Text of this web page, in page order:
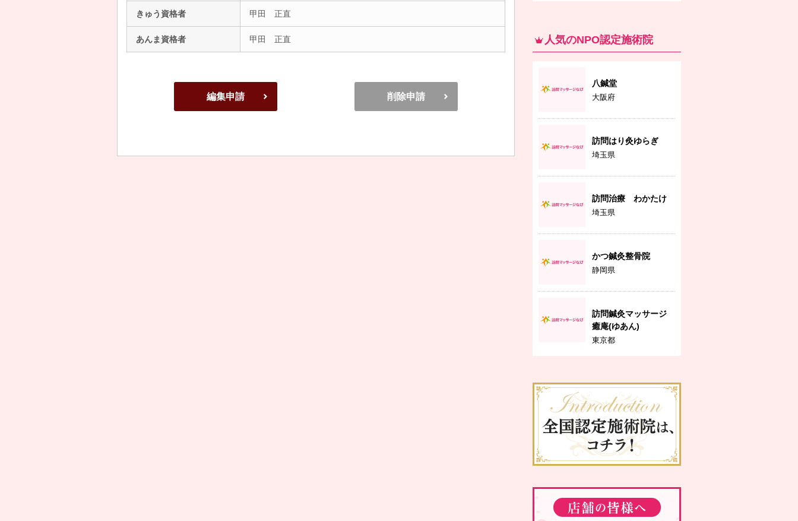
きゅう資格者 甲田 正直
あんま資格者 甲田 正直
編集申請 削除申請
人気のNPO認定施術院
八鍼堂
大阪府
訪問はり灸ゆらぎ
埼玉県
訪問治療 わかたけ
埼玉県
かつ鍼灸整骨院
静岡県
訪問鍼灸マッサージ
癒庵(ゆあん)
東京都